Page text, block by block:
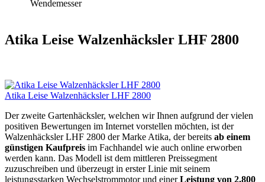
Wendemesser
Atika Leise Walzenhäcksler LHF 2800
Atika Leise Walzenhäcksler LHF 2800
Der zweite Gartenhäcksler, welchen wir Ihnen aufgrund der vielen
positiven Bewertungen im Internet vorstellen möchten, ist der
Walzenhäcksler LHF 2800 der Marke Atika, der bereits ab einem
günstigen Kaufpreis im Fachhandel wie auch online erworben
werden kann. Das Modell ist dem mittleren Preissegment
zuzuschreiben und überzeugt in erster Linie mit seinem
leistungsstarken Wechselstrommotor und einerLeistung von 2.800